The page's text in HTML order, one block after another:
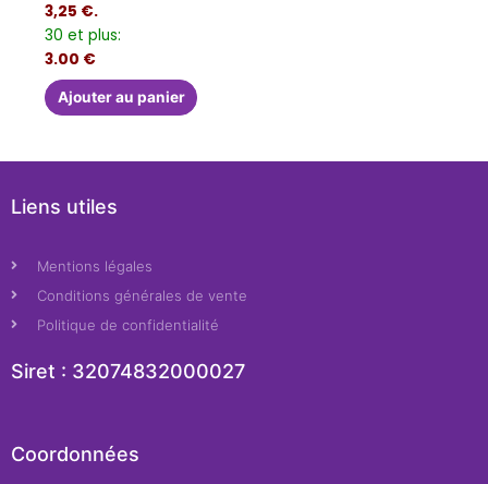
3,25 €.
30 et plus:
3.00 €
Ajouter au panier
Liens utiles
Mentions légales
Conditions générales de vente
Politique de confidentialité
Siret : 32074832000027​
Coordonnées